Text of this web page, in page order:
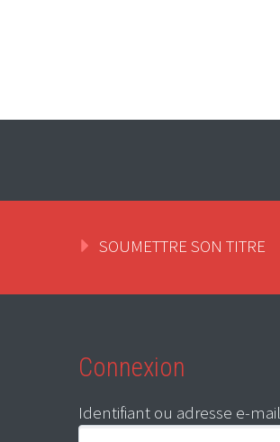
SOUMETTRE SON TITRE
Connexion
Identifiant ou adresse e-mail